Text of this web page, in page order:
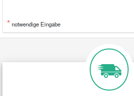
* notwendige Eingabe